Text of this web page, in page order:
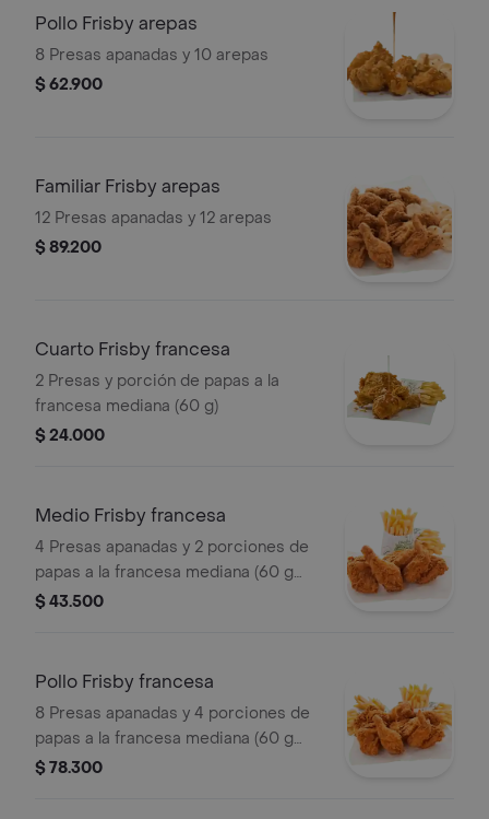
Pollo Frisby arepas
8 Presas apanadas y 10 arepas
$ 62.900
Familiar Frisby arepas
12 Presas apanadas y 12 arepas
$ 89.200
Cuarto Frisby francesa
2 Presas y porción de papas a la
francesa mediana (60 g)
$ 24.000
Medio Frisby francesa
4 Presas apanadas y 2 porciones de
papas a la francesa mediana (60 g
und)
$ 43.500
Pollo Frisby francesa
8 Presas apanadas y 4 porciones de
papas a la francesa mediana (60 g
und)
$ 78.300